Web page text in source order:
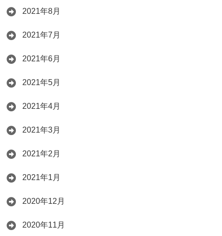
2021年8月
2021年7月
2021年6月
2021年5月
2021年4月
2021年3月
2021年2月
2021年1月
2020年12月
2020年11月